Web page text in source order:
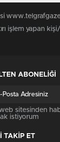
işlem yapan
ABONELİĞİ
sitesinden
istiyorum
TAKİP ET